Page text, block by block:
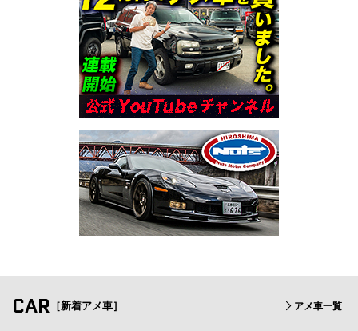
CAR ［新着アメ車］ アメ車一覧